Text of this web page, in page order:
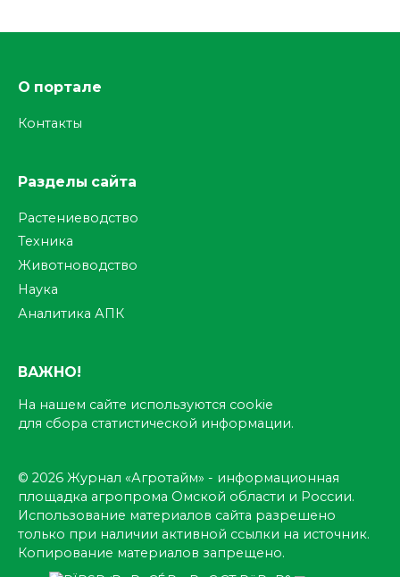
О портале
Контакты
Разделы сайта
Растениеводство
Техника
Животноводство
Наука
Аналитика АПК
ВАЖНО!
На нашем сайте используются cookie
для сбора статистической информации.
© 2026 Журнал «Агротайм» - информационная
площадка агропрома Омской области и России.
Использование материалов сайта разрешено
только при наличии активной ссылки на источник.
Копирование материалов запрещено.